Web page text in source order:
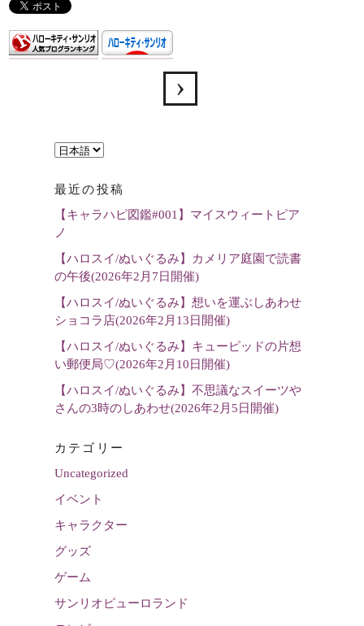
言
を
選
最近の投稿
【キャラハピ図鑑#001】マイスウィートピア
ノ
【ハロスイ/ぬいぐるみ】カメリア庭園で読書
の午後(2026年2月7日開催)
【ハロスイ/ぬいぐるみ】想いを運ぶしあわせ
ショコラ店(2026年2月13日開催)
【ハロスイ/ぬいぐるみ】キューピッドの片想
い郵便局♡(2026年2月10日開催)
【ハロスイ/ぬいぐるみ】不思議なスイーツや
さんの3時のしあわせ(2026年2月5日開催)
カテゴリー
Uncategorized
イベント
キャラクター
グッズ
ゲーム
サンリオピューロランド